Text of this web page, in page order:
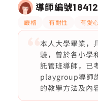
導師編號18412
嚴格 有耐性 有愛
本人大學畢業，
驗，曾於各小學
託管班導師，已
playgroup導師
的教學方法及內